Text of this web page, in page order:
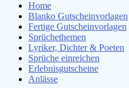
Home
Blanko Gutscheinvorlagen
Fertige Gutscheinvorlagen
Sprüchethemen
Lyriker, Dichter & Poeten
Sprüche einreichen
Erlebnisgutscheine
Anlässe